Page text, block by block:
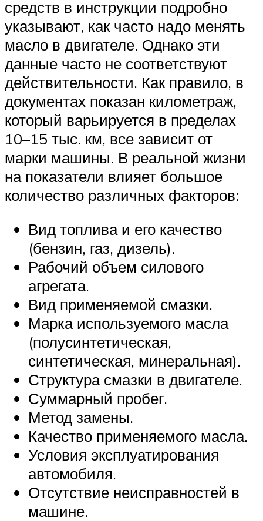
средств в инструкции подробно
указывают, как часто надо менять
масло в двигателе. Однако эти
данные часто не соответствуют
действительности. Как правило, в
документах показан километраж,
который варьируется в пределах
10–15 тыс. км, все зависит от
марки машины. В реальной жизни
на показатели влияет большое
количество различных факторов:
Вид топлива и его качество
(бензин, газ, дизель).
Рабочий объем силового
агрегата.
Вид применяемой смазки.
Марка используемого масла
(полусинтетическая,
синтетическая, минеральная).
Структура смазки в двигателе.
Суммарный пробег.
Метод замены.
Качество применяемого масла.
Условия эксплуатирования
автомобиля.
Отсутствие неисправностей в
машине.